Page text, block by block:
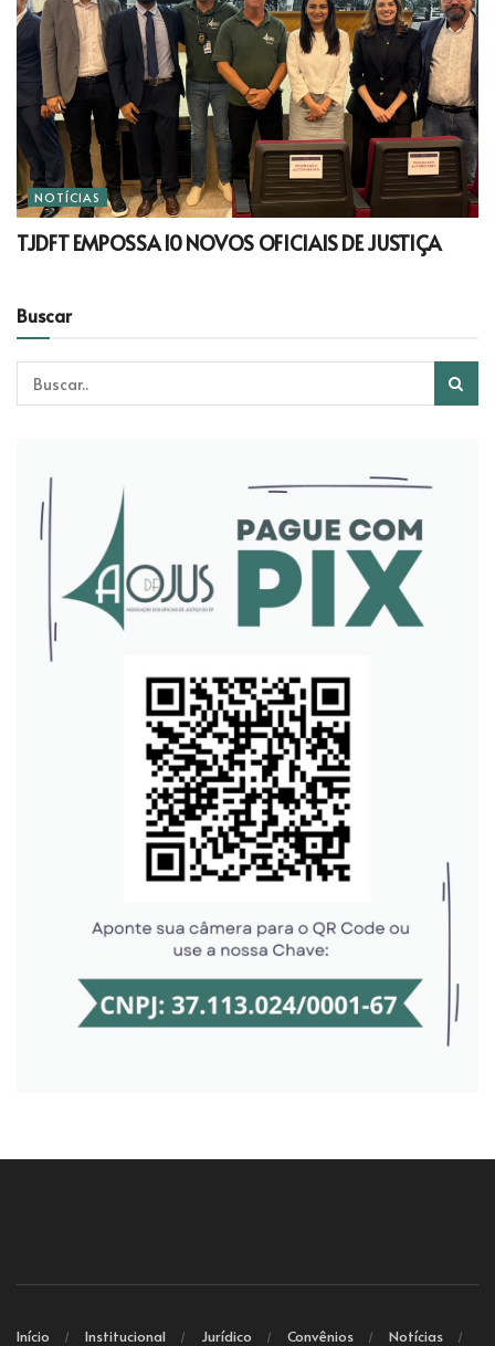
NOTÍCIAS
TJDFT EMPOSSA 10 NOVOS OFICIAIS DE JUSTIÇA
Buscar
Início Institucional Jurídico Convênios Notícias